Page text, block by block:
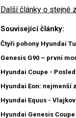
Další články o stejné
Související články:
Čtyři pohony Hyundai
Genesis G90 – první
Hyundai Coupe -
Hyundai Eon: nejmenší
Hyundai Equus -
Hyundai Genesis Coupe